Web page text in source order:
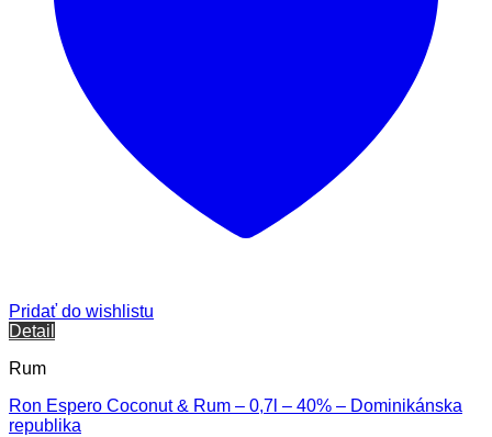
Pridať do wishlistu
Detail
Rum
Ron Espero Coconut & Rum – 0,7l – 40% – Dominikánska
republika